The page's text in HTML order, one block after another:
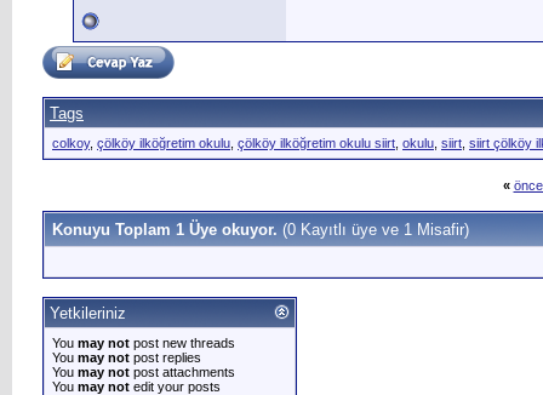
Tags
colkoy, çölköy ilköğretim okulu çölköy ilköğretim okulu siirt okulu siirt siirt çölköy
«
Konuyu Toplam 1 Üye okuyor. (0 Kayıtlı üye ve 1 Misafir)
Yetkileriniz
You may not post new threads
You may not post replies
You may not post attachments
You may not edit your posts